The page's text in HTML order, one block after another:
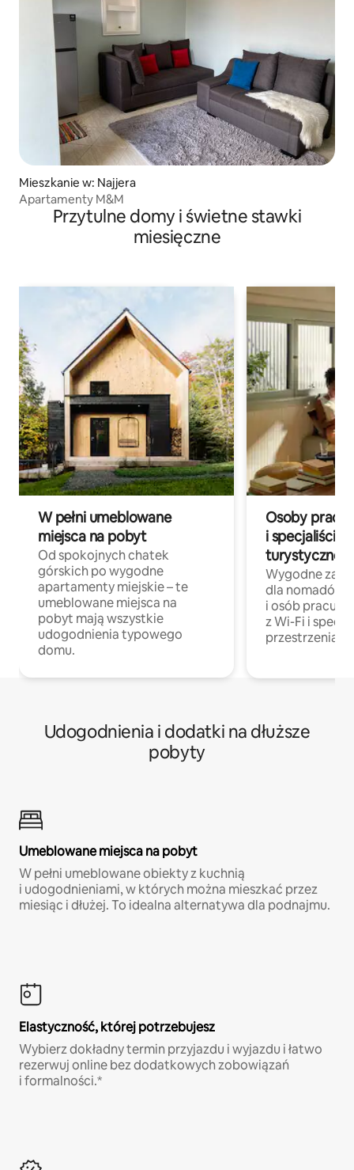
Mieszkanie w: Najjera
Apartamenty M&M
Przytulne domy i świetne stawki
miesięczne
W pełni umeblowane
miejsca na pobyt
Od spokojnych chatek
górskich po wygodne
apartamenty miejskie – te
umeblowane miejsca na
pobyt mają wszystkie
udogodnienia typowego
domu.
Osoby
i specjaliści z
turystycznej
Wygodne
dla nomadów
i osób
z Wi-Fi i
przestrzenią
Udogodnienia i dodatki na dłuższe
pobyty
Umeblowane miejsca na pobyt
W pełni umeblowane obiekty z kuchnią
i udogodnieniami, w których można mieszkać przez
miesiąc i dłużej. To idealna alternatywa dla podnajmu.
Elastyczność, której potrzebujesz
Wybierz dokładny termin przyjazdu i wyjazdu i łatwo
rezerwuj online bez dodatkowych zobowiązań
i formalności.*